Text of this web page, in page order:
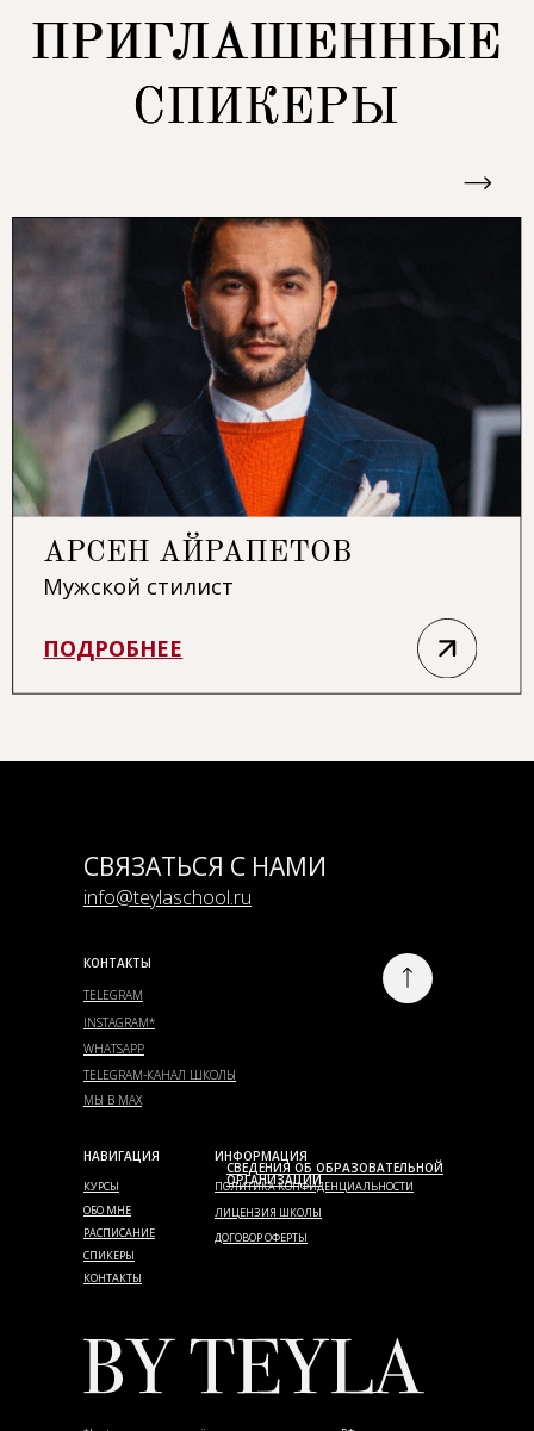
СВЯЗАТЬСЯ С НАМИ
info@teylaschool.ru
КОНТАКТЫ
TELEGRAM
INSTAGRAM*
WHATSAPP
TELEGRAM-КАНАЛ ШКОЛЫ
НАВИГАЦИЯ
КУРСЫ
ОБО МНЕ
РАСПИСАНИЕ
СПИКЕРЫ
КОНТАКТЫ
ИНФОРМАЦИЯ
СВЕДЕНИЯ ОБ ОБРАЗОВАТЕЛЬНОЙ
ОРГАНИЗАЦИИ
ПОЛИТИКА КОНФИДЕНЦИАЛЬНОСТИ
ЛИЦЕНЗИЯ ШКОЛЫ
ДОГОВОР ОФЕРТЫ
МЫ В MAX